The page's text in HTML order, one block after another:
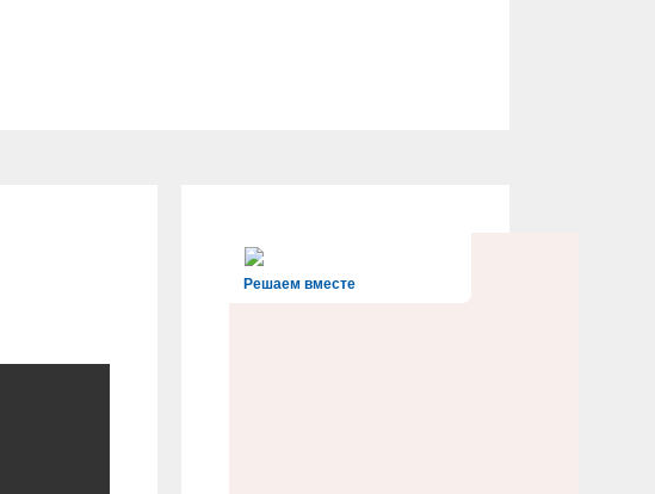
Решаем вместе